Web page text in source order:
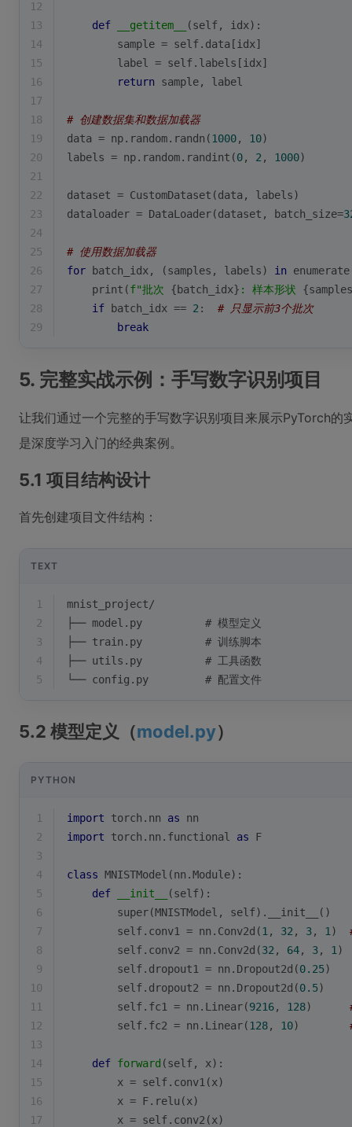
12
13
def __getitem__ (self, idx):
14
        sample = self.data[idx]
15
        label = self.labels[idx]
16
return sample, label
17
18
# 创建数据集和数据加载器
19
data = np.random.randn(1000, 10)
20
labels = np.random.randint(0, 2 , 1000)
21
22
dataset = CustomDataset(data, labels)
23
dataloader = DataLoader(dataset, batch_size=
24
25
# 使用数据加载器
26
for batch_idx, (samples, labels) in enumerate
27
print (f"批次 {batch_idx} : 样本形状
28
if batch_idx == 2 : # 只显示前3个批次
29
break
5. 完整实战示例：手写数字识别项目
让我们通过一个完整的手写数字识别项目来展示PyTorch的
是深度学习入门的经典案例。
5.1 项目结构设计
首先创建项目文件结构：
TEXT
1
mnist_project/
2
├── model.py          # 模型定义
3
├── train.py          # 训练脚本
4
├── utils.py          # 工具函数
5
└── config.py         # 配置文件
5.2 模型定义（model.py）
PYTHON
1 import torch.nn as nn
2
import torch.nn.functional as F
3
4
class MNISTModel (nn.Module):
5
def __init__ (self):
6
super(MNISTModel, self).__init__()
7
        self.conv1 = nn.Conv2d(
1 , 32 , 3, 1 )
8
        self.conv2 = nn.Conv2d(
32 , 64, 3, 1 )
9
        self.dropout1 = nn.Dropout2d(
0.25)
10
        self.dropout2 = nn.Dropout2d(
0.5)
11
        self.fc1 = nn.Linear(
9216, 128)
12
        self.fc2 = nn.Linear(
128, 10)
13
14
def forward (self, x):
15
        x = self.conv1(x)
16
        x = F.relu(x)
17
        x = self.conv2(x)